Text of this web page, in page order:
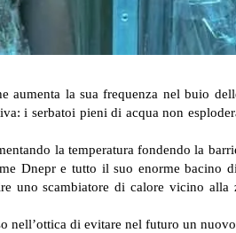
aumenta la sua frequenza nel buio
i serbatoi pieni di acqua non
la temperatura fondendo la
Dnepr e tutto il suo enorme bacino
uno scambiatore di calore vicino alla
nell’ottica di evitare nel futuro un